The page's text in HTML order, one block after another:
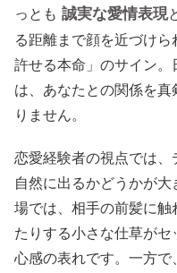
っとも 誠実な愛情表現
る距離まで顔を近づけ
許せる本命」のサイン
は、あなたとの関係を
りません。
恋愛経験者の視点では
自然に出るかどうかが
場では、相手の前髪に
たりする小さな仕草が
心感の表れです。一方で